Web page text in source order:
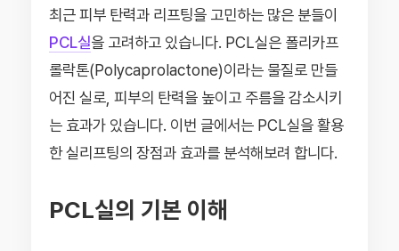
최근 피부 탄력과 리프팅을 고민하는 많은 분들이
PCL실을 고려하고 있습니다. PCL실은 폴리카프
롤락톤(Polycaprolactone)이라는 물질로 만들
어진 실로, 피부의 탄력을 높이고 주름을 감소시키
는 효과가 있습니다. 이번 글에서는 PCL실을 활용
한 실리프팅의 장점과 효과를 분석해보려 합니다.
PCL실의 기본 이해